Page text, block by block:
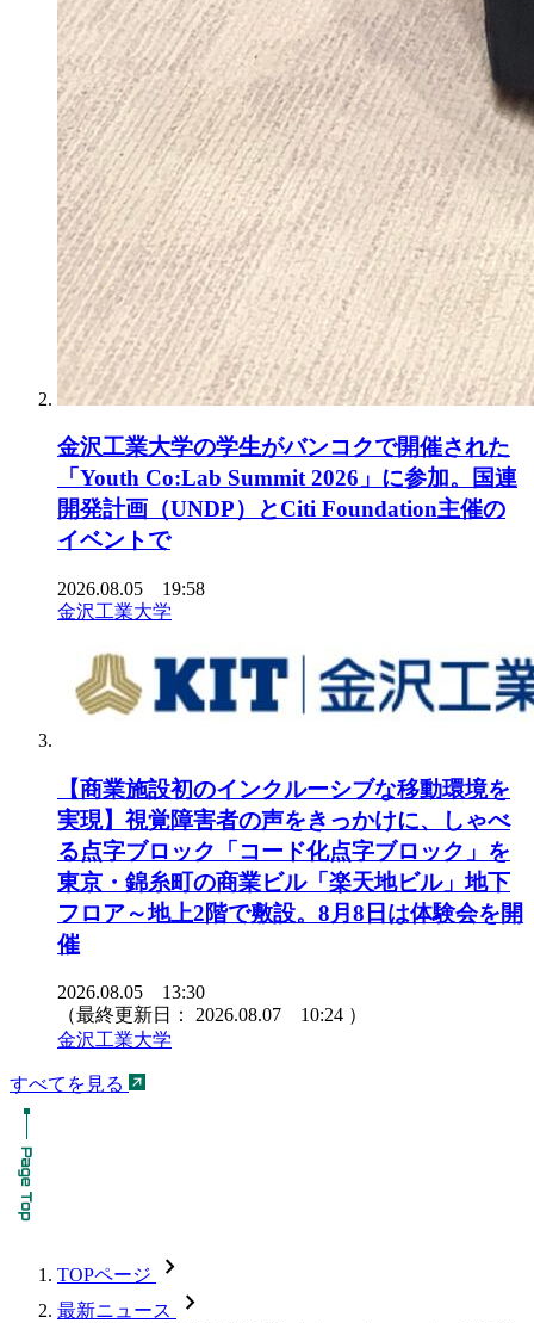
金沢工業大学の学生がバンコクで開催された
「Youth Co:Lab Summit 2026」に参加。国連
開発計画（UNDP）とCiti Foundation主催の
イベントで
2026.08.05 19:58
金沢工業大学
【商業施設初のインクルーシブな移動環境を
実現】視覚障害者の声をきっかけに、しゃべ
る点字ブロック「コード化点字ブロック」を
東京・錦糸町の商業ビル「楽天地ビル」地下
フロア～地上2階で敷設。8月8日は体験会を開
催
2026.08.05 13:30
（最終更新日： 2026.08.07 10:24 ）
金沢工業大学
すべてを見る
TOPページ chevron_forward
最新ニュース chevron_forward